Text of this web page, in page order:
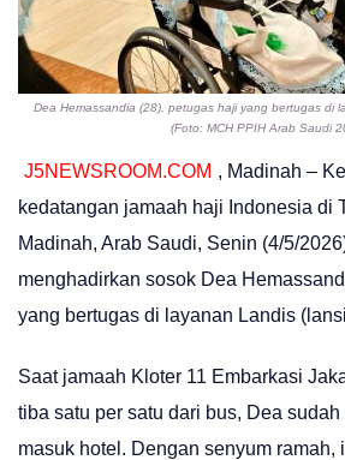
Dea Hemassandia (28), petugas haji yang bertugas di
(Foto: MCH PPIH Arab Saudi
J5NEWSROOM.COM , Madinah –
kedatangan jamaah haji Indonesia di
Madinah, Arab Saudi, Senin (4/5/
menghadirkan sosok Dea
yang bertugas di layanan Landis
Saat jamaah Kloter 11 Embarkasi
tiba satu per satu dari bus, Dea
masuk hotel. Dengan senyum ramah,